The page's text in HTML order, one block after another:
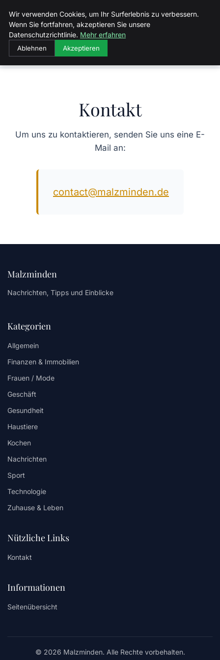
Malzminden
Startseite Kontakt
Kontakt
Um uns zu kontaktieren, senden Sie uns eine E-
Mail an:
contact@malzminden.de
Malzminden
Nachrichten, Tipps und Einblicke
Kategorien
Allgemein
Finanzen & Immobilien
Frauen / Mode
Geschäft
Gesundheit
Haustiere
Kochen
Nachrichten
Sport
Technologie
Zuhause & Leben
Nützliche Links
Kontakt
Informationen
Seitenübersicht
© 2026 Malzminden. Alle Rechte vorbehalten.
Wir verwenden Cookies, um Ihr Surferlebnis zu verbessern.
Wenn Sie fortfahren, akzeptieren Sie unsere
Datenschutzrichtlinie. Mehr erfahren
Ablehnen Akzeptieren